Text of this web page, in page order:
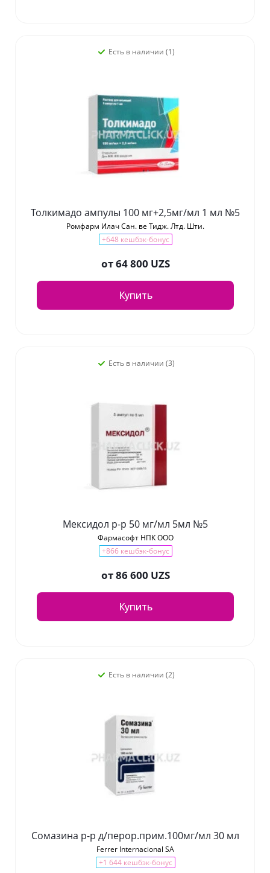
Есть в наличии (1)
Толкимадо ампулы 100 мг+2,5мг/мл 1 мл №5
Ромфарм Илач Сан. ве Тидж. Лтд. Шти.
+648 кешбэк-бонус
от64 800 UZS
Купить
Есть в наличии (3)
Мексидол р-р 50 мг/мл 5мл №5
Фармасофт НПК ООО
+866 кешбэк-бонус
от86 600 UZS
Купить
Есть в наличии (2)
Сомазина р-р д/перор.прим.100мг/мл 30 мл
Ferrer Internacional SA
+1 644 кешбэк-бонус